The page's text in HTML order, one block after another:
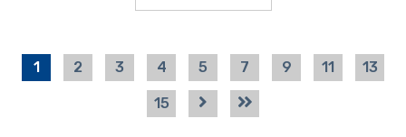
1 2 3 4 5 7 9 11 13
15